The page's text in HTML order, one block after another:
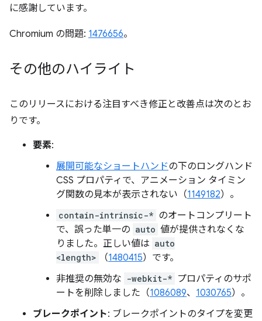
に感謝しています。
Chromium の問題: 1476656。
その他のハイライト
このリリースにおける注目すべき修正と改善点は次のとお
りです。
要素:
展開可能なショートハンドの下のロングハンド
CSS プロパティで、アニメーション タイミン
グ関数の見本が表示されない（1149182）。
contain-intrinsic-* のオートコンプリート
で、誤った単一の auto 値が提供されなくな
りました。正しい値は auto
<length>
（1480415）です。
非推奨の無効な -webkit-* プロパティのサポ
ートを削除しました（1086089、 1030765）。
ブレークポイント: ブレークポイントのタイプを変更